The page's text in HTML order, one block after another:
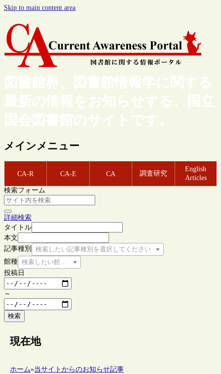
Skip to main content area
図書館界、図書館情報学に関する
最新の情報をお知らせする、国立
国会図書館のサイトです。
メインメニュー
CA-R CA-E CA 調査研究
English
Articles
検索フォーム
詳細検索
タイトル
本文
記事種別
検索したい記事種別を選択してください
館種 検索したい館種を選択してください
投稿日
～
検索
現在地
ホーム»当サイトからのお知らせ記事